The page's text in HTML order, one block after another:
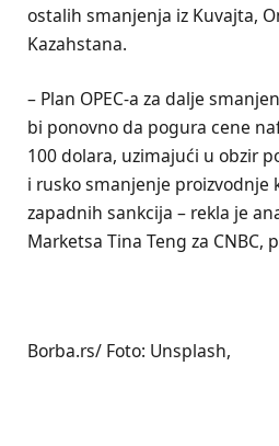
ostalih smanjenja iz Kuvajta,
Kazahstana.
– Plan OPEC-a za dalje
bi ponovno da pogura cene
100 dolara, uzimajući u obzir
i rusko smanjenje proizvodnje
zapadnih sankcija – rekla je
Marketsa Tina Teng za CNBC,
Borba.rs/ Foto: Unsplash,